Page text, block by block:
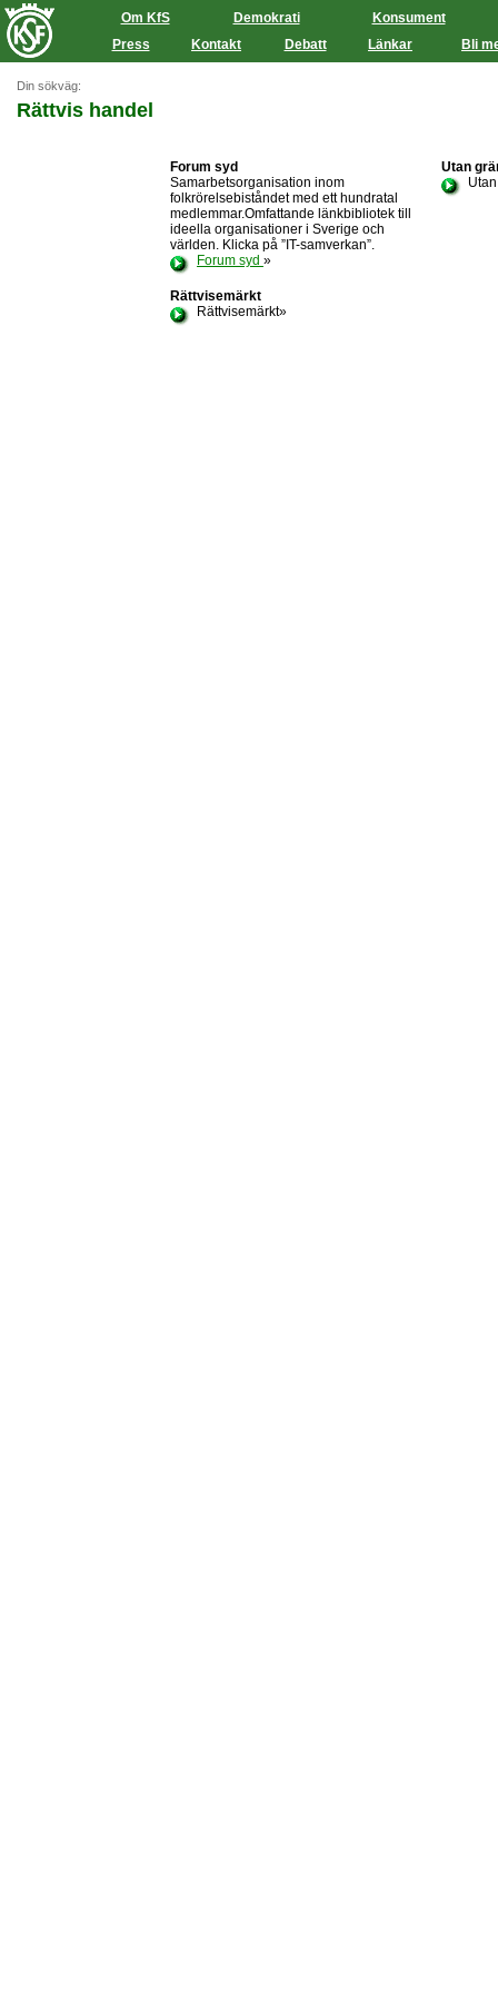
Om KfS Demokrati
Konsument
Press
Kontakt Debatt Länkar Bli
Din sökväg:
Rättvis handel
Forum syd
Samarbetsorganisation inom
folkrörelsebiståndet med ett hundratal
medlemmar.Omfattande länkbibliotek till
ideella organisationer i Sverige och
världen. Klicka på ”IT-samverkan”.
Forum syd »
Rättvisemärkt
Rättvisemärkt»
Utan